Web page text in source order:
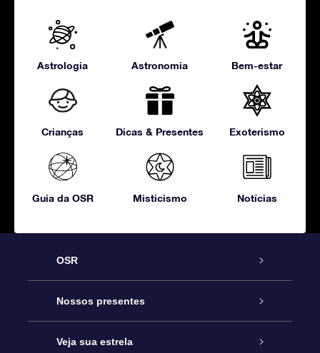
Astrologia Astronomia Bem-estar
Crianças Dicas & Presentes Exoterismo
Guia da OSR Misticismo Notícias
OSR
Serviço
Entre em contato conosco
Nossos presentes
Presente estrelar on-line
Veja sua estrela